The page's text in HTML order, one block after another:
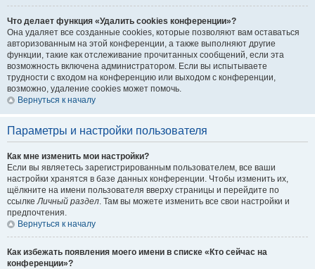
Что делает функция «Удалить cookies конференции»?
Она удаляет все созданные cookies, которые позволяют вам оставаться
авторизованным на этой конференции, а также выполняют другие
функции, такие как отслеживание прочитанных сообщений, если эта
возможность включена администратором. Если вы испытываете
трудности с входом на конференцию или выходом с конференции,
возможно, удаление cookies может помочь.
Вернуться к началу
Параметры и настройки пользователя
Как мне изменить мои настройки?
Если вы являетесь зарегистрированным пользователем, все ваши
настройки хранятся в базе данных конференции. Чтобы изменить их,
щёлкните на имени пользователя вверху страницы и перейдите по
ссылкеЛичный раздел. Там вы можете изменить все свои настройки и
предпочтения.
Вернуться к началу
Как избежать появления моего имени в списке «Кто сейчас на
конференции»?